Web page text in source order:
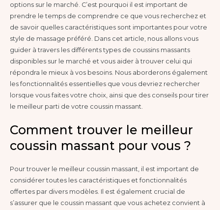
options sur le marché. C’est pourquoi il est important de
prendre le temps de comprendre ce que vous recherchez et
de savoir quelles caractéristiques sont importantes pour votre
style de massage préféré. Dans cet article, nous allons vous
guider à travers les différents types de coussins massants
disponibles sur le marché et vous aider à trouver celui qui
répondra le mieux à vos besoins. Nous aborderons également
les fonctionnalités essentielles que vous devriez rechercher
lorsque vous faites votre choix, ainsi que des conseils pour tirer
le meilleur parti de votre coussin massant.
Comment trouver le meilleur
coussin massant pour vous ?
Pour trouver le meilleur coussin massant, il est important de
considérer toutes les caractéristiques et fonctionnalités
offertes par divers modèles. Il est également crucial de
s’assurer que le coussin massant que vous achetez convient à